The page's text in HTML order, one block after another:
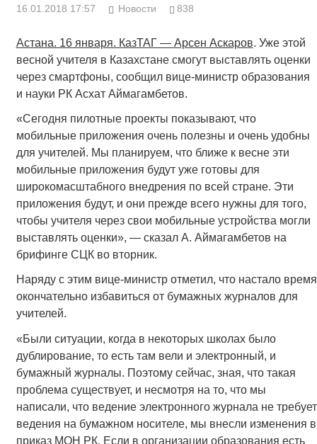
16.01.2018 17:57 Новости 838
Астана. 16 января. КазТАГ — Арсен Аскаров. Уже этой
весной учителя в Казахстане смогут выставлять оценки
через смартфоны, сообщил вице-министр образования
и науки РК Асхат Аймагамбетов.
«Сегодня пилотные проекты показывают, что
мобильные приложения очень полезны и очень удобны
для учителей. Мы планируем, что ближе к весне эти
мобильные приложения будут уже готовы для
широкомасштабного внедрения по всей стране. Эти
приложения будут, и они прежде всего нужны для того,
чтобы учителя через свои мобильные устройства могли
выставлять оценки», — сказал А. Аймагамбетов на
брифинге СЦК во вторник.
Наряду с этим вице-министр отметил, что настало время
окончательно избавиться от бумажных журналов для
учителей.
«Были ситуации, когда в некоторых школах было
дублирование, то есть там вели и электронный, и
бумажный журналы. Поэтому сейчас, зная, что такая
проблема существует, и несмотря на то, что мы
написали, что ведение электронного журнала не требует
ведения на бумажном носителе, мы внесли изменения в
приказ МОН РК. Если в организации образования есть